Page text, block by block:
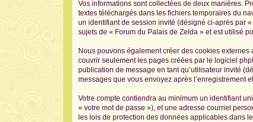
Vos informations sont collectées de deux manières.
textes téléchargés dans les fichiers temporaires du
un identifiant de session invité (désigné ci-après par
sujets de « Forum du Palais de Zelda » et est utilisé
Nous pouvons également créer des cookies
couvrir seulement les pages créées par le logiciel
publication de message en tant qu’utilisateur invité
messages que vous envoyez après l’enregistrement
Votre compte contiendra au minimum un identifiant
« votre mot de passe »), et une adresse courriel
les lois de protection des données applicables dans